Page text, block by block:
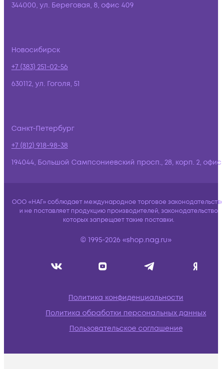
344000, ул. Береговая, 8, офис 409
Новосибирск
+7 (383) 251-02-56
630112, ул. Гоголя, 51
Санкт-Петербург
+7 (812) 918-98-38
194044, Большой Сампсониевский просп., 28, корп. 2,
ООО «НАГ» соблюдает международное торговое
и не поставляет продукцию производителей, законодательство
которых запрещает такие поставки.
© 1995-2026 «shop.nag.ru»
Политика конфиденциальности
Политика обработки персональных данных
Пользовательское соглашение